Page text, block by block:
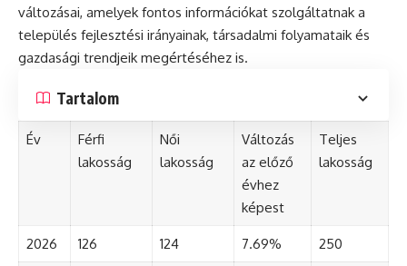
változásai, amelyek fontos információkat szolgáltatnak a
település fejlesztési irányainak, társadalmi folyamataik és
gazdasági trendjeik megértéséhez is.
Tartalom
Év
Férfi
lakosság
Női
lakosság
Változás
az előző
évhez
képest
Teljes
lakosság
2026 126 124 7.69% 250